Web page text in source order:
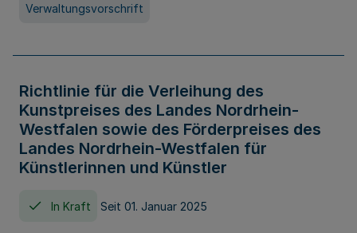
Verwaltungsvorschrift
Richtlinie für die Verleihung des
Kunstpreises des Landes Nordrhein-
Westfalen sowie des Förderpreises des
Landes Nordrhein-Westfalen für
Künstlerinnen und Künstler
In Kraft Seit 01. Januar 2025